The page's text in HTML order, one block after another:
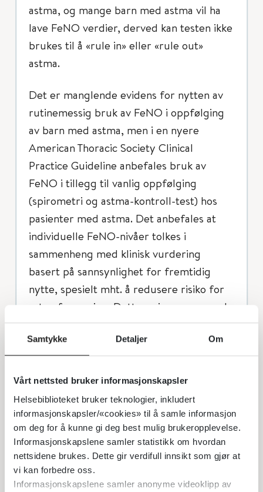
Samtykke Detaljer Om
Vårt nettsted bruker informasjonskapsler
Helsebiblioteket bruker teknologier, inkludert
informasjonskapsler/«cookies» til å samle informasjon
om deg for å kunne gi deg best mulig brukeropplevelse.
Informasjonskapslene samler statistikk om hvordan
nettsidene brukes. Dette gir verdifull innsikt som gjør at
vi kan forbedre oss.
Informasjonskapslene samler anonyme videoklipp av
astma, og mange barn med astma vil ha
lave FeNO verdier, derved kan testen ikke
brukes til å «rule in» eller «rule out»
astma.
Det er manglende evidens for nytten av
rutinemessig bruk av FeNO i oppfølging
av barn med astma, men i en nyere
American Thoracic Society Clinical
Practice Guideline anbefales bruk av
FeNO i tillegg til vanlig oppfølging
(spirometri og astma-kontroll-test) hos
pasienter med astma. Det anbefales at
individuelle FeNO-nivåer tolkes i
sammenheng med klinisk vurdering
basert på sannsynlighet for fremtidig
nytte, spesielt mht. å redusere risiko for
astmaforverring. Dette er i samsvar med
en Cochrane review hvor
astmamedisinering basert på FeNO
verdier førte til at færre barn fikk
astmaforverring i løpet av studieperioden,
mens det ikke var noen innvirkning på
symptomer eller steroidbruk. FeNO vil
spesielt kunne være nyttig for pasienter
med vanskelig kontrollerbar astma. GINA
guidelines fremhever bruk av FeNO som
hjelp til valg av behandling ved moderat